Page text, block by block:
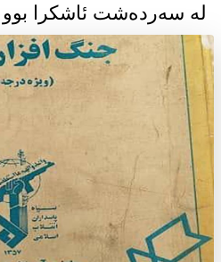
لە سەردەشت ئاشکرا بوو